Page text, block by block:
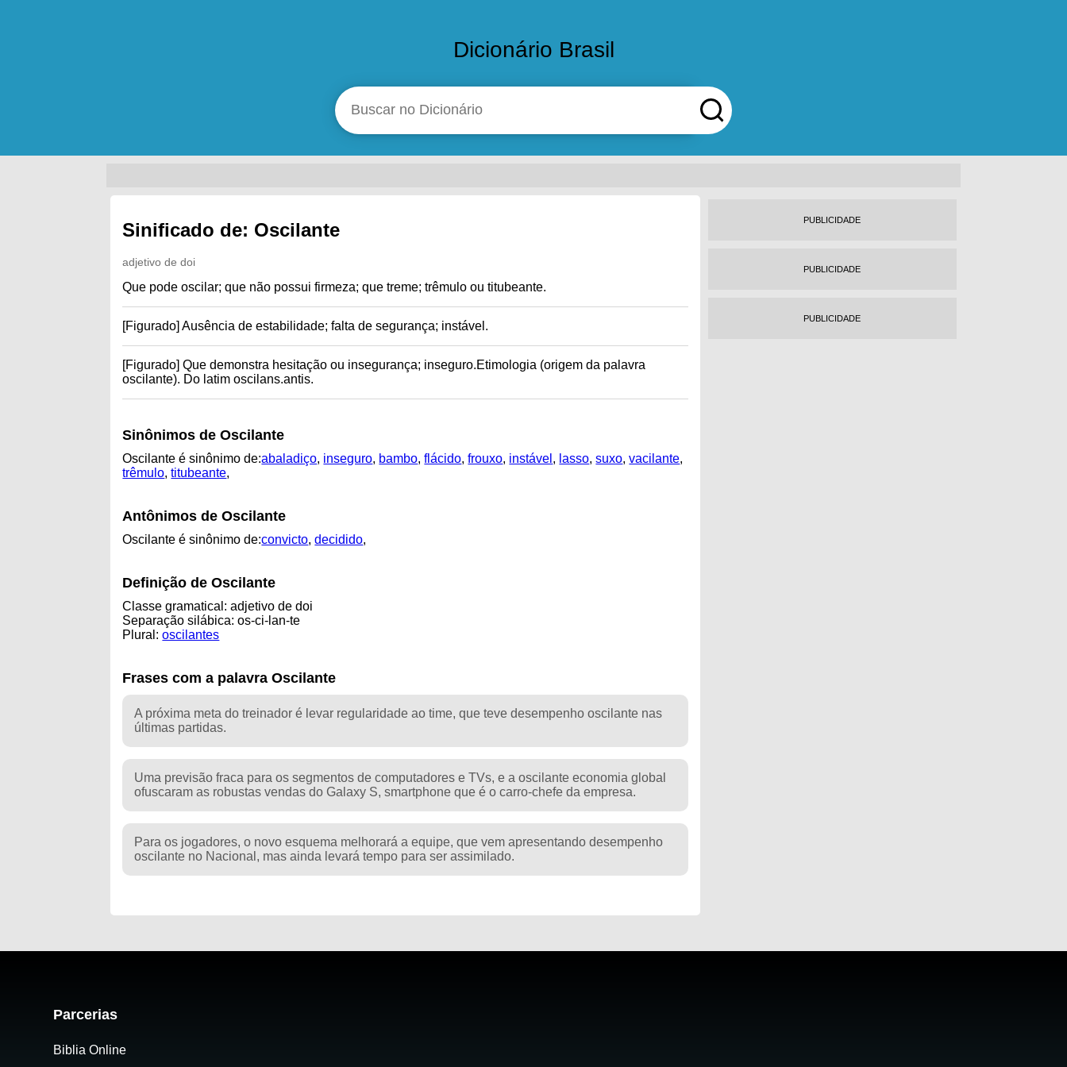
Dicionário Brasil
Sinificado de: Oscilante
adjetivo de doi
Que pode oscilar; que não possui firmeza; que treme; trêmulo ou titubeante.
[Figurado] Ausência de estabilidade; falta de segurança; instável.
[Figurado] Que demonstra hesitação ou insegurança; inseguro.Etimologia (origem da palavra
oscilante). Do latim oscilans.antis.
Sinônimos de Oscilante
Oscilante é sinônimo de:abaladiço, inseguro, bambo,flácido,frouxo, instável , lasso,suxo,vacilante,
trêmulo,titubeante,
Antônimos de Oscilante
Oscilante é sinônimo de:convicto,decidido,
Definição de Oscilante
Classe gramatical: adjetivo de doi
Separação silábica: os-ci-lan-te
Plural:oscilantes
Frases com a palavra Oscilante
A próxima meta do treinador é levar regularidade ao time, que teve desempenho oscilante nas
últimas partidas.
Uma previsão fraca para os segmentos de computadores e TVs, e a oscilante economia global
ofuscaram as robustas vendas do Galaxy S, smartphone que é o carro-chefe da empresa.
Para os jogadores, o novo esquema melhorará a equipe, que vem apresentando desempenho
oscilante no Nacional, mas ainda levará tempo para ser assimilado.
PUBLICIDADE
PUBLICIDADE
PUBLICIDADE
Parcerias
Biblia Online